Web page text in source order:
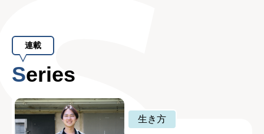
連載
Series
生き方